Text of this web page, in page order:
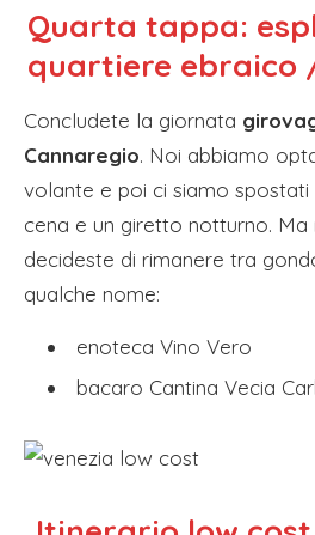
Quarta tappa:
quartiere ebraico
Concludete la giornata
Cannaregio. Noi abbiamo
volante e poi ci siamo
cena e un giretto notturno. Ma
decideste di rimanere tra
qualche nome:
enoteca Vino Vero
bacaro Cantina Vecia